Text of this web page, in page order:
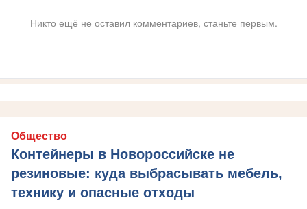
Никто ещё не оставил комментариев, станьте первым.
Общество
Контейнеры в Новороссийске не
резиновые: куда выбрасывать мебель,
технику и опасные отходы